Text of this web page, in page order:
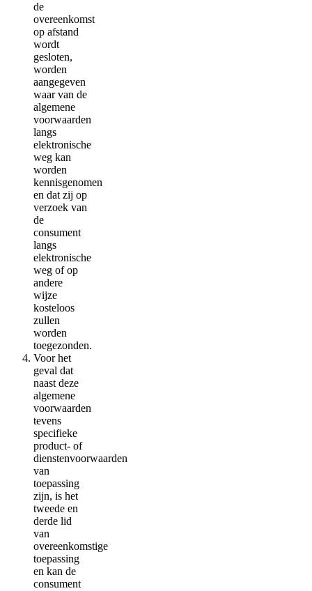
de
overeenkomst
op afstand
wordt
gesloten,
worden
aangegeven
waar van de
algemene
voorwaarden
langs
elektronische
weg kan
worden
kennisgenomen
en dat zij op
verzoek van
de
consument
langs
elektronische
weg of op
andere
wijze
kosteloos
zullen
worden
toegezonden.
Voor het
geval dat
naast deze
algemene
voorwaarden
tevens
specifieke
product- of
dienstenvoorwaarden
van
toepassing
zijn, is het
tweede en
derde lid
van
overeenkomstige
toepassing
en kan de
consument